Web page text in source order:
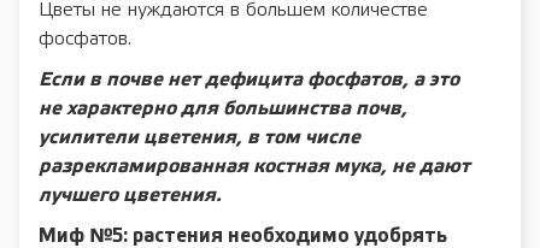
Цветы не нуждаются в большем количестве
фосфатов.
Если в почве нет дефицита фосфатов, а это
не характерно для большинства почв,
усилители цветения, в том числе
разрекламированная костная мука, не дают
лучшего цветения.
Миф №5: растения необходимо удобрять